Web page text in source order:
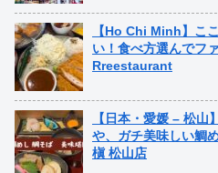
【Ho Chi Minh】こ
い！食べ方選んでフ
Rreestaurant
【日本・愛媛 – 松山
や、ガチ美味しい鯛
槇 松山店